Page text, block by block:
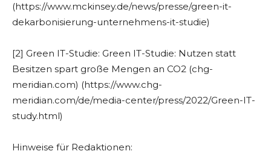
(https://www.mckinsey.de/news/presse/green-it-
dekarbonisierung-unternehmens-it-studie)
[2] Green IT-Studie: Green IT-Studie: Nutzen statt
Besitzen spart große Mengen an CO2 (chg-
meridian.com) (https://www.chg-
meridian.com/de/media-center/press/2022/Green-IT-
study.html)
Hinweise für Redaktionen: